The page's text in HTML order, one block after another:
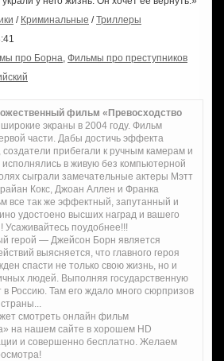
/ Криминальные /Триллеры
про Борна Фильмы про преступников
фильм «Превосходство
экраны в 2004 году. Фильм
части. Дабы достичь эффекта
создатели прибегали к ручным камерам и
исполнялись в живую без компьютерной
сыграли замечательные актеры Мэтт
Кокс, Джоан Аллен и Франка
все так же эффектный, запутанный и
удостоено высших наград и вашего
Усаживайтесь поудобнее!!!
герой — Джейсон Борн является
выясняется, что главного героя
спасти не только свою жизнь, но и
людей. Выполняя государственную
Россию. Там его ждало много сюрпризов
смотреть онлайн фильм
на нашем сайте в хорошем HD
и совершенно бесплатно. Желаем